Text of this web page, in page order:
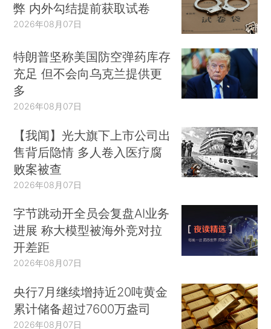
弊 内外勾结提前获取试卷
2026年08月07日
特朗普坚称美国防空弹药库存
充足 但不会向乌克兰提供更
多
2026年08月07日
【我闻】光大旗下上市公司出
售背后隐情 多人卷入医疗腐
败案被查
2026年08月07日
字节跳动开全员会复盘AI业务
进展 称大模型被海外竞对拉
开差距
2026年08月07日
央行7月继续增持近20吨黄金
累计储备超过7600万盎司
2026年08月07日